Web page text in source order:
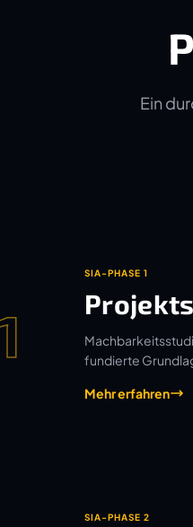
Ein
SIA-PHASE 1
fundierte
Mehr erfahren
SIA-PHASE 2